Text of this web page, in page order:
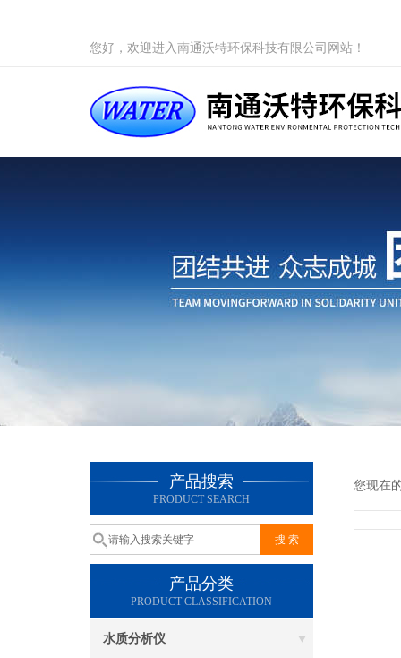
您好，欢迎进入南通沃特环保科技有限公司网站！
产品搜索
PRODUCT SEARCH
产品分类
PRODUCT CLASSIFICATION
水质分析仪
您现在